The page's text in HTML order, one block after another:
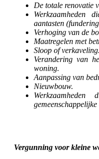
De totale renovatie
Werkzaamheden
aantasten
Verhoging van de
Maatregelen met
Sloop of verkaveling.
Verandering van
woning.
Aanpassing van
Nieuwbouw.
Vergunning voor kleine